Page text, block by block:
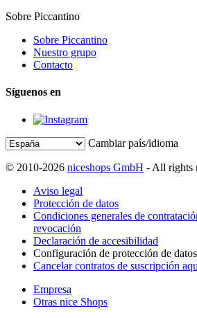
Sobre Piccantino
Sobre Piccantino
Nuestro grupo
Contacto
Síguenos en
Cambiar país/idioma
© 2010-2026 niceshops GmbH - All rights
Aviso legal
Protección de datos
Condiciones generales de
revocación
Declaración de accesibilidad
Configuración de protección de datos
Cancelar contratos de suscripción
Empresa
Otras nice Shops